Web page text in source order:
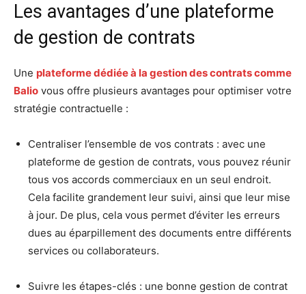
Les avantages d’une plateforme
de gestion de contrats
Une plateforme dédiée à la gestion des contrats comme
Balio vous offre plusieurs avantages pour optimiser votre
stratégie contractuelle :
Centraliser l’ensemble de vos contrats : avec une
plateforme de gestion de contrats, vous pouvez réunir
tous vos accords commerciaux en un seul endroit.
Cela facilite grandement leur suivi, ainsi que leur mise
à jour. De plus, cela vous permet d’éviter les erreurs
dues au éparpillement des documents entre différents
services ou collaborateurs.
Suivre les étapes-clés : une bonne gestion de contrat